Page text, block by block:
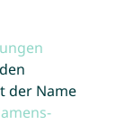
der Name